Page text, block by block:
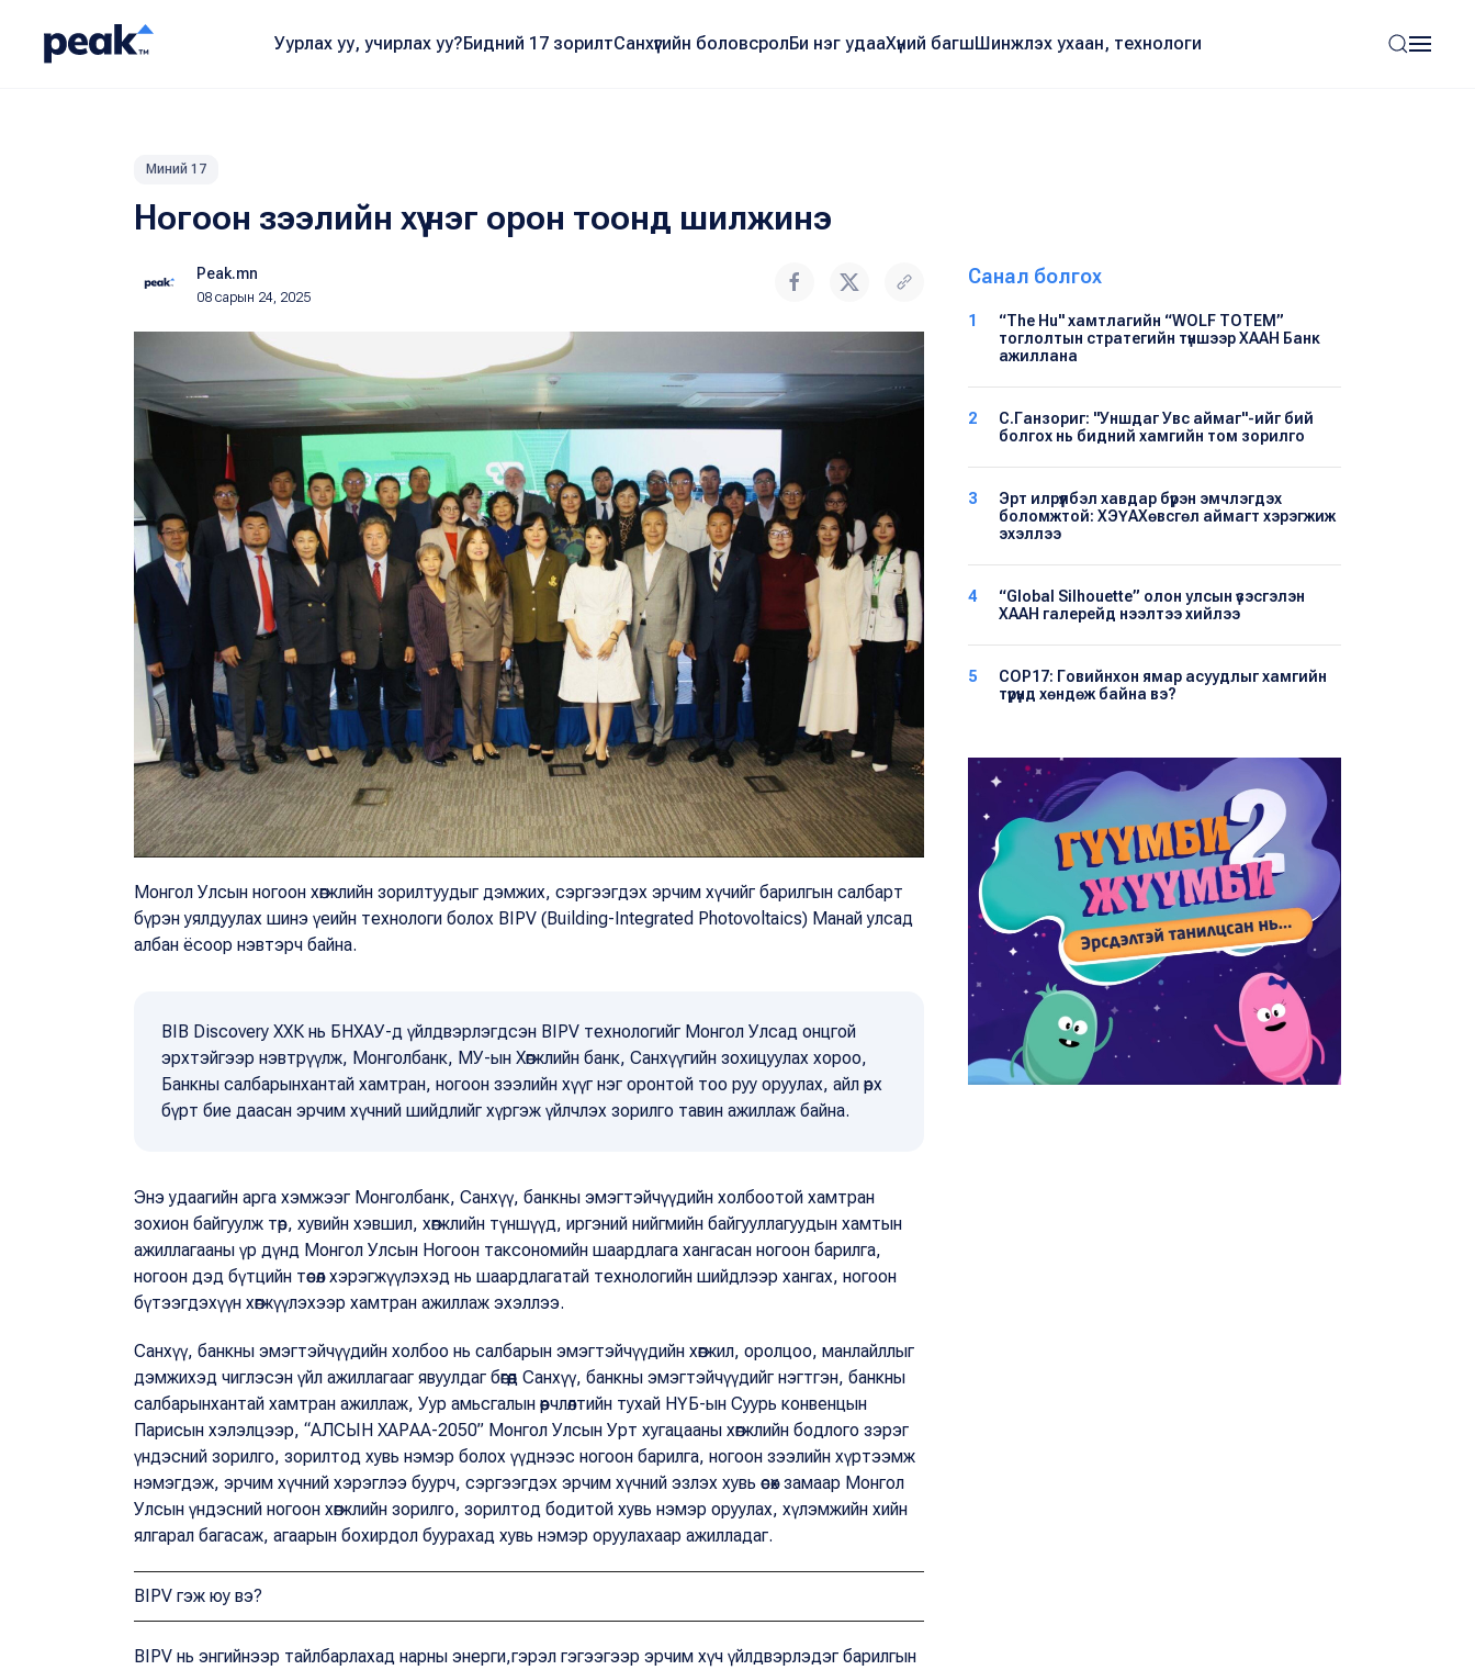
Уурлах уу, учирлах уу?Бидний 17 зорилтСанхүүгийн боловсролБи нэг удааХүний багшШинжлэх ухаан, технологи
Миний 17
Ногоон зээлийн хүү нэг орон тоонд шилжинэ
Peak.mn
08 сарын 24, 2025
Монгол Улсын ногоон хөгжлийн зорилтуудыг дэмжих, сэргээгдэх эрчим хүчийг барилгын салбарт
бүрэн уялдуулах шинэ үеийн технологи болох BIPV (Building-Integrated Photovoltaics) Манай улсад
албан ёсоор нэвтэрч байна.
BIB Discovery ХХК нь БНХАУ-д үйлдвэрлэгдсэн BIPV технологийг Монгол Улсад онцгой
эрхтэйгээр нэвтрүүлж, Монголбанк, МУ-ын Хөгжлийн банк, Санхүүгийн зохицуулах хороо,
Банкны салбарынхантай хамтран, ногоон зээлийн хүүг нэг оронтой тоо руу оруулах, айл өрх
бүрт бие даасан эрчим хүчний шийдлийг хүргэж үйлчлэх зорилго тавин ажиллаж байна.
Энэ удаагийн арга хэмжээг Монголбанк, Санхүү, банкны эмэгтэйчүүдийн холбоотой хамтран
зохион байгуулж төр, хувийн хэвшил, хөгжлийн түншүүд, иргэний нийгмийн байгууллагуудын хамтын
ажиллагааны үр дүнд Монгол Улсын Ногоон таксономийн шаардлага хангасан ногоон барилга,
ногоон дэд бүтцийн төсөл хэрэгжүүлэхэд нь шаардлагатай технологийн шийдлээр хангах, ногоон
бүтээгдэхүүн хөгжүүлэхээр хамтран ажиллаж эхэллээ.
Санхүү, банкны эмэгтэйчүүдийн холбоо нь салбарын эмэгтэйчүүдийн хөгжил, оролцоо, манлайллыг
дэмжихэд чиглэсэн үйл ажиллагааг явуулдаг бөгөөд Санхүү, банкны эмэгтэйчүүдийг нэгтгэн, банкны
салбарынхантай хамтран ажиллаж, Уур амьсгалын өөрчлөлтийн тухай НҮБ-ын Суурь конвенцын
Парисын хэлэлцээр, “АЛСЫН ХАРАА-2050” Монгол Улсын Урт хугацааны хөгжлийн бодлого зэрэг
үндэсний зорилго, зорилтод хувь нэмэр болох үүднээс ногоон барилга, ногоон зээлийн хүртээмж
нэмэгдэж, эрчим хүчний хэрэглээ буурч, сэргээгдэх эрчим хүчний эзлэх хувь өсөх замаар Монгол
Улсын үндэсний ногоон хөгжлийн зорилго, зорилтод бодитой хувь нэмэр оруулах, хүлэмжийн хийн
ялгарал багасаж, агаарын бохирдол буурахад хувь нэмэр оруулахаар ажилладаг.
BIPV гэж юу вэ?
BIPV нь энгийнээр тайлбарлахад нарны энерги,гэрэл гэгээгээр эрчим хүч үйлдвэрлэдэг барилгын
Санал болгох
1
“The Hu" хамтлагийн “WOLF TOTEM”
тоглолтын стратегийн түншээр ХААН Банк
ажиллана
2
С.Ганзориг: "Уншдаг Увс аймаг"-ийг бий
болгох нь бидний хамгийн том зорилго
3
Эрт илрүүлбэл хавдар бүрэн эмчлэгдэх
боломжтой: ХЭҮА​Хөвсгөл аймагт хэрэгжиж
эхэллээ
4
“Global Silhouette” олон улсын үзэсгэлэн
ХААН галерейд нээлтээ хийлээ
5
COP17: Говийнхон ямар асуудлыг хамгийн
түрүүнд хөндөж байна вэ?